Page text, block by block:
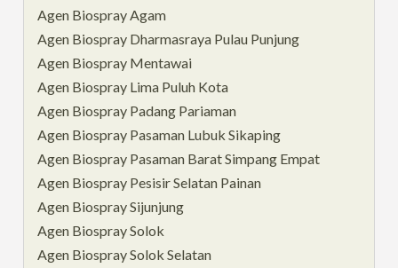
Agen Biospray Agam
Agen Biospray Dharmasraya Pulau Punjung
Agen Biospray Mentawai
Agen Biospray Lima Puluh Kota
Agen Biospray Padang Pariaman
Agen Biospray Pasaman Lubuk Sikaping
Agen Biospray Pasaman Barat Simpang Empat
Agen Biospray Pesisir Selatan Painan
Agen Biospray Sijunjung
Agen Biospray Solok
Agen Biospray Solok Selatan